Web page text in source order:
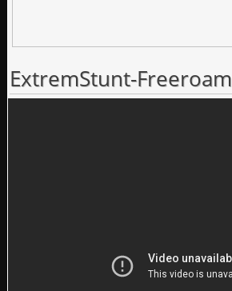
ExtremStunt-Freeroam